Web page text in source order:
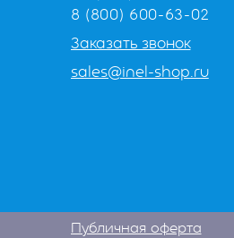
8 (800) 600-63-02
Заказать звонок
sales@inel-shop.ru
Публичная оферта